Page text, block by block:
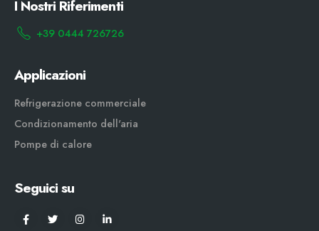
I Nostri Riferimenti
+39 0444 726726
Applicazioni
Refrigerazione commerciale
Condizionamento dell'aria
Pompe di calore
Seguici su